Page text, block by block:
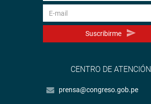
Suscribirme
CENTRO DE ATENCIÓN
prensa@congreso.gob.pe